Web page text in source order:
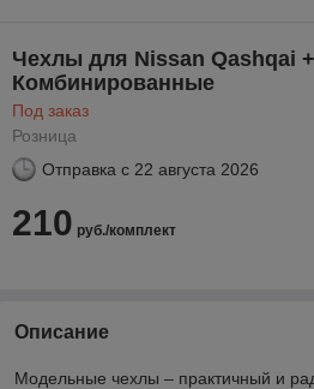
Чехлы для Nissan Qashqai
Комбинированные
Под заказ
Розница
Отправка с 22 августа 2026
210 руб./комплект
Описание
Модельные чехлы – практичный и